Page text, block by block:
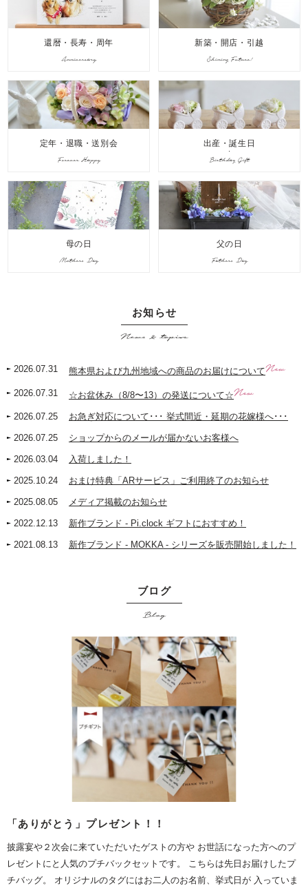
還暦・長寿・周年
Anniversary
新築・開店・引越
Shining Future!
定年・退職・送別会
Forever Happy
出産・誕生日
Birthday Gift
母の日
Mothers Day
父の日
Fathers Day
お知らせ
News & topics
2026.07.31 熊本県および九州地域への商品のお届けについてNew
2026.07.31 ☆お盆休み（8/8〜13）の発送について☆New
2026.07.25 お急ぎ対応について･･･ 挙式間近・延期の花嫁様へ･･･
2026.07.25 ショップからのメールが届かないお客様へ
2026.03.04 入荷しました！
2025.10.24 おまけ特典「ARサービス」ご利用終了のお知らせ
2025.08.05 メディア掲載のお知らせ
2022.12.13 新作ブランド - Pi.clock ギフトにおすすめ！
2021.08.13 新作ブランド - MOKKA - シリーズを販売開始しました！
ブログ
Blog
「ありがとう」プレゼント！！
披露宴や２次会に来ていただいたゲストの方や お世話になった方へのプ
レゼントにと人気のプチバックセットです。 こちらは先日お届けしたプ
チバッグ。 オリジナルのタグにはお二人のお名前、挙式日が 入っていま